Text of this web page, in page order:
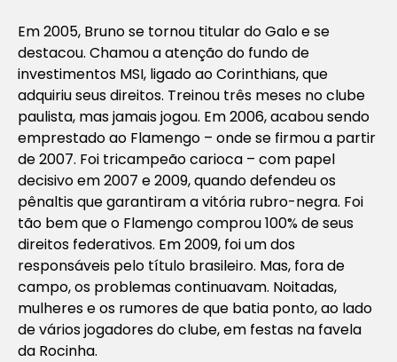
Em 2005, Bruno se tornou titular do Galo e se
destacou. Chamou a atenção do fundo de
investimentos MSI, ligado ao Corinthians, que
adquiriu seus direitos. Treinou três meses no clube
paulista, mas jamais jogou. Em 2006, acabou sendo
emprestado ao Flamengo – onde se firmou a partir
de 2007. Foi tricampeão carioca – com papel
decisivo em 2007 e 2009, quando defendeu os
pênaltis que garantiram a vitória rubro-negra. Foi
tão bem que o Flamengo comprou 100% de seus
direitos federativos. Em 2009, foi um dos
responsáveis pelo título brasileiro. Mas, fora de
campo, os problemas continuavam. Noitadas,
mulheres e os rumores de que batia ponto, ao lado
de vários jogadores do clube, em festas na favela
da Rocinha.